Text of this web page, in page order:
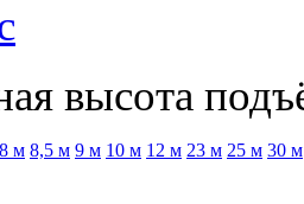
высота
8 м 8,5 м 9 м 10 м 12 м 23 м 25 м 30 м